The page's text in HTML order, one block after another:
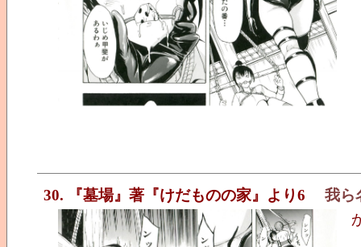
30. 『墓場』著『けだものの家』より6
我ら